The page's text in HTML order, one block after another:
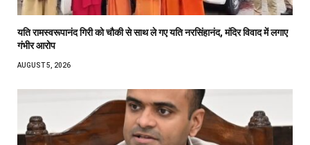
यति रामस्वरूपानंद गिरी को चौकी से साथ ले गए यति नरसिंहानंद, मंदिर विवाद में लगाए
गंभीर आरोप
AUGUST 5, 2026